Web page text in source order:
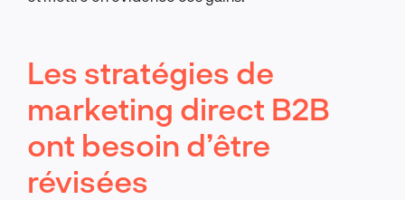
Les stratégies de
marketing direct B2B
ont besoin d’être
révisées